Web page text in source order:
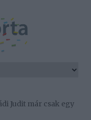
Judit már csak egy